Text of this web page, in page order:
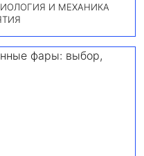
И МЕХАНИКА